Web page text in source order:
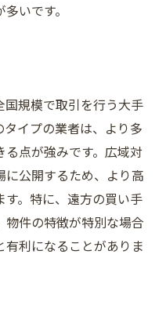
いです。
国規模で取引を行う大手
イプの業者は、より多
点が強みです。広域対
公開するため、より高
。特に、遠方の買い手
物件の特徴が特別な場合
利になることがありま